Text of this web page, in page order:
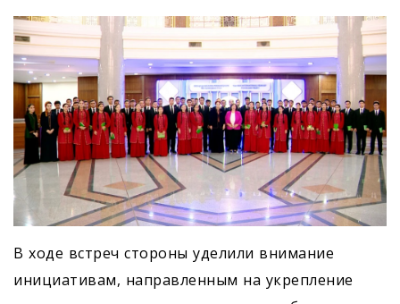
В ходе встреч стороны уделили внимание
инициативам, направленным на укрепление